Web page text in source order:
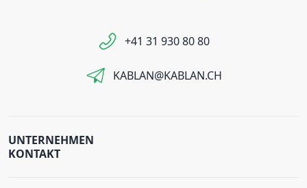
+41 31 930 80 80
KABLAN@KABLAN.CH
UNTERNEHMEN
KONTAKT